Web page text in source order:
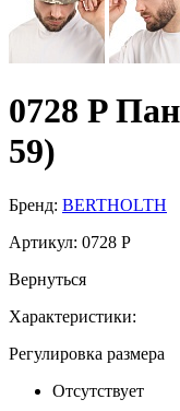
0728 P
59)
Бренд: BERTHOLTH
Артикул: 0728 P
Вернуться
Характеристики:
Регулировка размера
Отсутствует